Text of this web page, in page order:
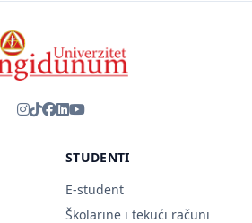
STUDENTI
E-student
Školarine i tekući računi